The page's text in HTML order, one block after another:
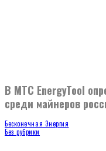
В МТС EnergyTool
среди майнеров
Бесконечная Энергия
Без рубрики